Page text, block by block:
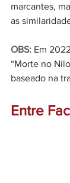
marcantes,
as
OBS: Em
“Morte no
baseado na
Entre